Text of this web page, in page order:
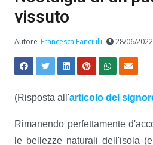
vissuto
Autore:Francesca Fanciulli 28/06/2022
(Risposta all'articolo del
Rimanendo perfettamente
le bellezze naturali dell'isola